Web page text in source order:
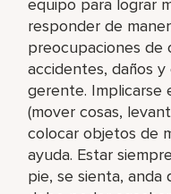
equipo para lograr
responder de
preocupaciones de
accidentes, daños
gerente. Implicarse
(mover cosas,
colocar objetos de
ayuda. Estar
pie, se sienta, anda